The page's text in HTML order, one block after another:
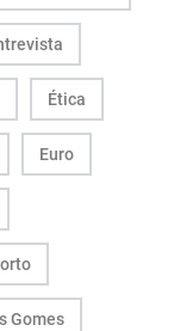
Ética
Euro
Gomes